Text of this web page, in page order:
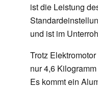
ist die Leistung
und ist im
Trotz
nur 4,6
Es kommt ein